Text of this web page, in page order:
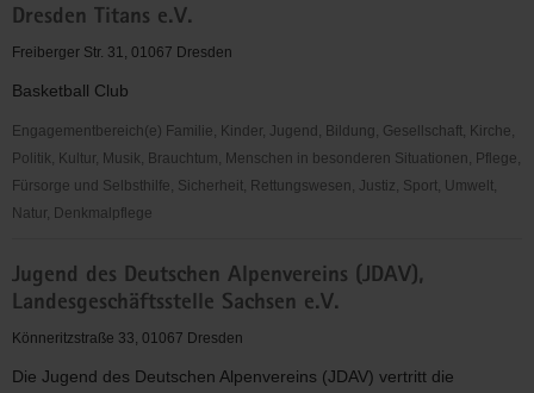
Dresden
e.
Dresden Titans e.V.
Freiberger Str. 31, 01067 Dresden
Basketball Club
Engagementbereich(e) Familie, Kinder, Jugend, Bildung, Gesellschaft, Kirche,
Politik, Kultur, Musik, Brauchtum, Menschen in besonderen Situationen, Pflege,
Fürsorge und Selbsthilfe, Sicherheit, Rettungswesen, Justiz, Sport, Umwelt,
Natur, Denkmalpflege
Titans
e.V.
Jugend des Deutschen Alpenvereins (JDAV),
Landesgeschäftsstelle Sachsen e.V.
Könneritzstraße 33, 01067 Dresden
Die Jugend des Deutschen Alpenvereins (JDAV) vertritt die